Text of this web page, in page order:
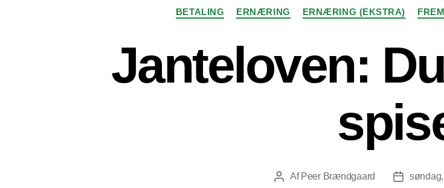
BETALING ERNÆRING ERNÆRING (EKSTRA)
Janteloven:
Indlægsforfatter
Af Peer Brændgaard